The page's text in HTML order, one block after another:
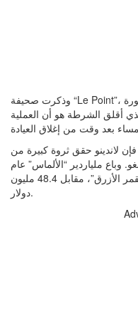
وذكرت صحيفة “Le Point”، أن العيادة التي أجريت فيها العملية مشهورة
أقلق الشرطة هو أن العملية
لاندينو حقق ثروة كبيرة من
وباع ملياردير “الألماس” عام
2015 أغلى ألماسة في العالم سميت “القمر الأزرق”، مقابل 48.4 مليون
دولار.